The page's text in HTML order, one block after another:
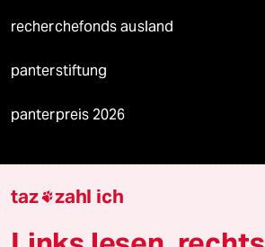
recherchefonds ausland
panterstiftung
panterpreis 2026
Podcast
taz zahl ich